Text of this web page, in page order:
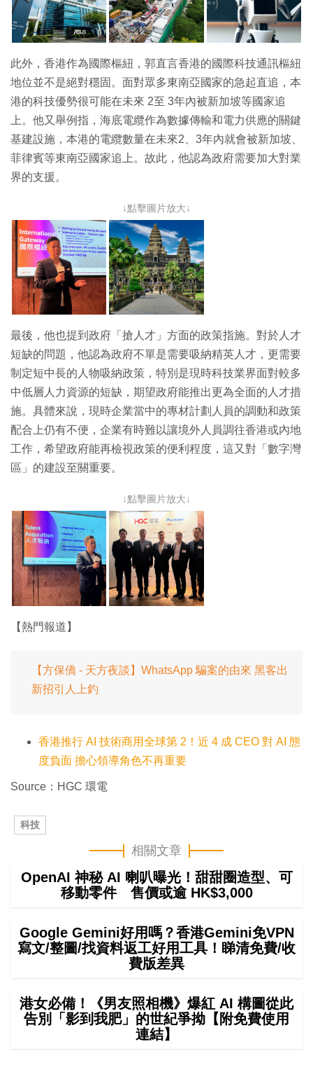
此外，香港作為國際樞紐，郭直言香港的國際科技通訊樞紐
地位並不是絕對穩固。面對眾多東南亞國家的急起直追，本
港的科技優勢很可能在未來 2至 3年內被新加坡等國家追
上。他又舉例指，海底電纜作為數據傳輸和電力供應的關鍵
基建設施，本港的電纜數量在未來2、3年內就會被新加坡、
菲律賓等東南亞國家追上。故此，他認為政府需要加大對業
界的支援。
↓點擊圖片放大↓
最後，他也提到政府「搶人才」方面的政策指施。對於人才
短缺的問題，他認為政府不單是需要吸納精英人才，更需要
制定短中長的人物吸納政策，特別是現時科技業界面對較多
中低層人力資源的短缺，期望政府能推出更為全面的人才措
施。具體來說，現時企業當中的專材計劃人員的調動和政策
配合上仍有不便，企業有時難以讓境外人員調往香港或內地
工作，希望政府能再檢視政策的便利程度，這又對「數字灣
區」的建設至關重要。
↓點擊圖片放大↓
【熱門報道】
【方保僑 - 天方夜談】WhatsApp 騙案的由來 黑客出
新招引人上釣
香港推行 AI 技術商用全球第 2！近 4 成 CEO 對 AI 態
度負面 擔心領導角色不再重要
Source：HGC 環電
科技
相關文章
OpenAI 神秘 AI 喇叭曝光！甜甜圈造型、可
移動零件 售價或逾 HK$3,000
Google Gemini好用嗎？香港Gemini免VPN
寫文/整圖/找資料返工好用工具！睇清免費/收
費版差異
港女必備！《男友照相機》爆紅 AI 構圖從此
告別「影到我肥」的世紀爭拗【附免費使用
連結】